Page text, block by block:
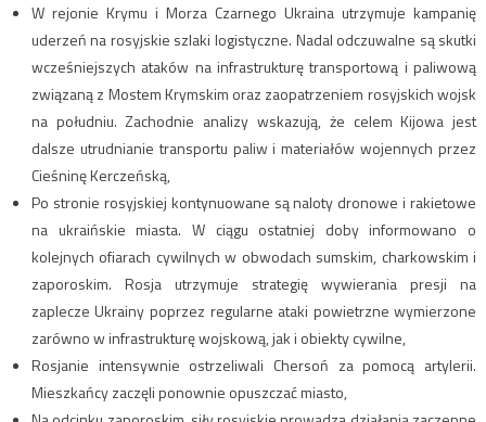
W rejonie Krymu i Morza Czarnego Ukraina utrzymuje kampanię
uderzeń na rosyjskie szlaki logistyczne. Nadal odczuwalne są skutki
wcześniejszych ataków na infrastrukturę transportową i paliwową
związaną z Mostem Krymskim oraz zaopatrzeniem rosyjskich wojsk
na południu. Zachodnie analizy wskazują, że celem Kijowa jest
dalsze utrudnianie transportu paliw i materiałów wojennych przez
Cieśninę Kerczeńską,
Po stronie rosyjskiej kontynuowane są naloty dronowe i rakietowe
na ukraińskie miasta. W ciągu ostatniej doby informowano o
kolejnych ofiarach cywilnych w obwodach sumskim, charkowskim i
zaporoskim. Rosja utrzymuje strategię wywierania presji na
zaplecze Ukrainy poprzez regularne ataki powietrzne wymierzone
zarówno w infrastrukturę wojskową, jak i obiekty cywilne,
Rosjanie intensywnie ostrzeliwali Chersoń za pomocą artylerii.
Mieszkańcy zaczęli ponownie opuszczać miasto,